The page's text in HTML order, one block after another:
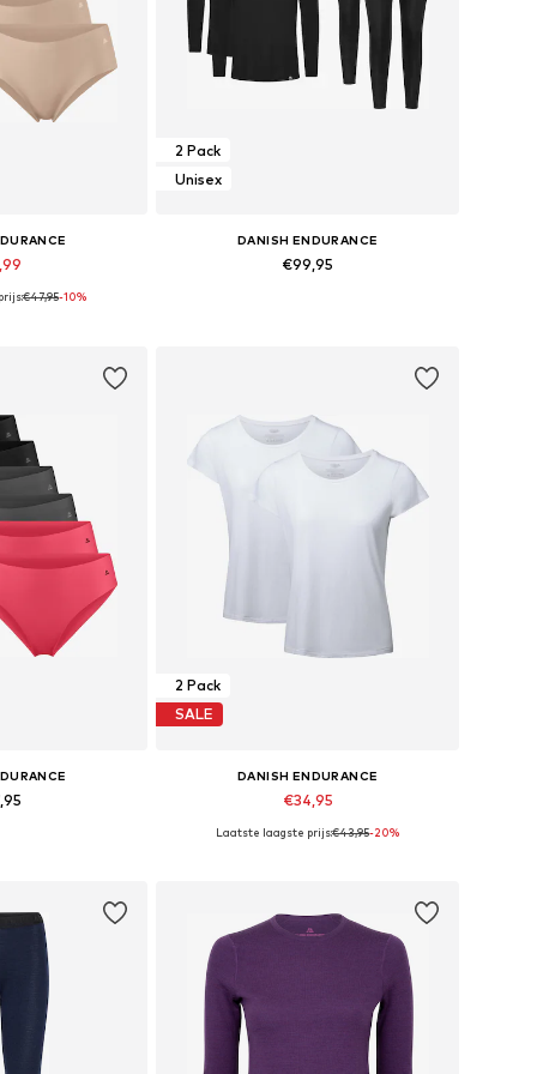
S, M, L, XL
€47,95-10%
2 Pack
Unisex
DANISH ENDURANCE
€99,95
2 Pack
SALE
DANISH ENDURANCE
€34,95
Beschikbare maten: S, M, L
Laatste laagste prijs:€43,95-20%